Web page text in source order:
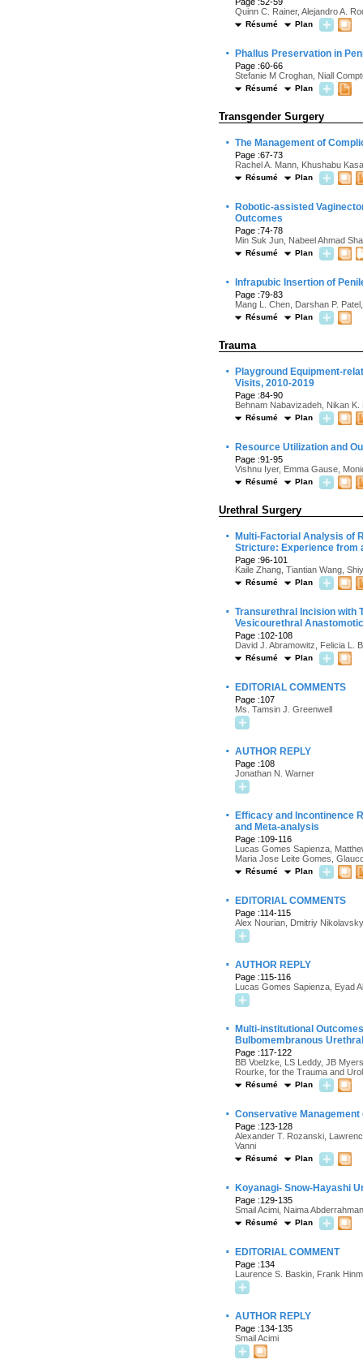
Quinn C. Rainer, Alejandro A.
Résumé Plan
· Phallus Preservation in
Page :60-66
Stefanie M Croghan, Niall
Résumé Plan
Transgender Surgery
· The Management of
Page :67-73
Rachel A. Mann, Khushabu
Résumé Plan
·
Robotic-assisted
Outcomes
Page :74-78
Min Suk Jun, Nabeel Ahmad
Résumé Plan
· Infrapubic Insertion of
Page :79-83
Mang L. Chen, Darshan P.
Résumé Plan
Trauma
·
Playground Equipment-
Visits, 2010-2019
Page :84-90
Behnam Nabavizadeh, Nikan
Résumé Plan
· Resource Utilization and
Page :91-95
Vishnu Iyer, Emma Gause,
Résumé Plan
Urethral Surgery
·
Multi-Factorial Analysis of
Stricture: Experience from
Page :96-101
Kaile Zhang, Tiantian Wang,
Résumé Plan
· Transurethral Incision with
Vesicourethral
Page :102-108
David J. Abramowitz, Felicia L.
Résumé Plan
· EDITORIAL COMMENTS
Page :107
Ms. Tamsin J. Greenwell
· AUTHOR REPLY
Page :108
Jonathan N. Warner
·
Efficacy and Incontinence
and Meta-analysis
Page :109-116
Lucas Gomes Sapienza,
Maria Jose Leite Gomes,
Résumé Plan
· EDITORIAL COMMENTS
Page :114-115
Alex Nourian, Dmitriy
· AUTHOR REPLY
Page :115-116
Lucas Gomes Sapienza, Eyad
·
Multi-institutional
Bulbomembranous
Page :117-122
BB Voelzke, LS Leddy, JB
Rourke, for the Trauma and
Résumé Plan
· Conservative
Page :123-128
Alexander T. Rozanski,
Vanni
Résumé Plan
· Koyanagi- Snow-Hayashi
Page :129-135
Smail Acimi, Naima
Résumé Plan
· EDITORIAL COMMENT
Page :134
Laurence S. Baskin, Frank
· AUTHOR REPLY
Page :134-135
Smail Acimi